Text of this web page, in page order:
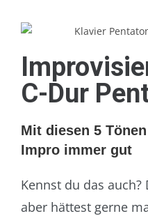
C-Dur
Mit diesen 5
Impro immer gut
Kennst du das
aber hättest gerne